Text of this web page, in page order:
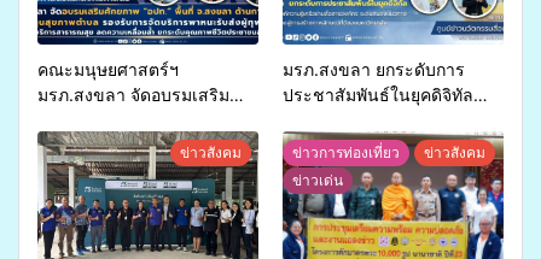
คณะมนุษยศาสตร์ฯ
มรภ.สงขลา จัดอบรมเสริม
จ่ายงบกองทุนสุขภาพตำบล
รองรับการจัดบริการพาหนะรับ
ส่งผู้ทุพพลภาพเพื่อเข้ารับ
บริการสาธารณสุข ลดความ
เหลื่อมล้ำ ยกระดับคุณภาพ
มรภ.สงขลา ยกระดับการ
ประชาสัมพันธ์ในยุคดิจิทัล
ข่ายสื่อสารองค์กร ระดมสมอง
วางแนวทางการทำงาน ปูทาง
สู่การสร้างภาพลักษณ์ที่ดีของ
มหาวิทยาลัย
ข่าวสังคม ข่าวการท่องเที่ยว
ข่าวสังคม
ข่าวเด่น